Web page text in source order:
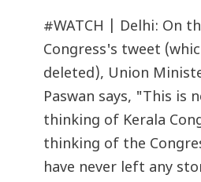
#WATCH | Delhi: On
Congress's tweet
deleted), Union
Paswan says, "This is
thinking of Kerala
thinking of the
have never left any